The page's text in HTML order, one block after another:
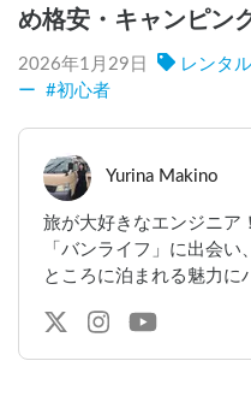
め格安・キャンピン
2026年1月29日 レンタ
ー #初心者
Yurina Makino
旅が大好きなエンジニア
「バンライフ」に出会
ところに泊まれる魅力に